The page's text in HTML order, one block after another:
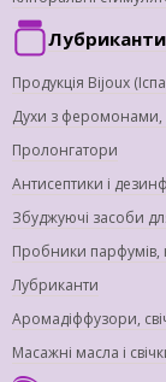
Продукція Bijoux
Духи з феромонами,
Пролонгатори
Антисептики і
Збуджуючі засоби
Пробники парфумів,
Лубриканти
Аромадіффузори,
Масажні масла і